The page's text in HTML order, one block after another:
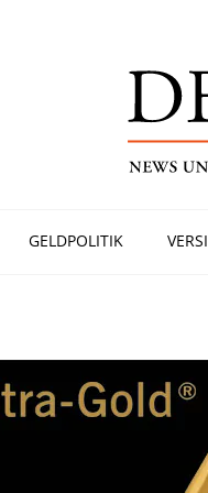
GELDPOLITIK